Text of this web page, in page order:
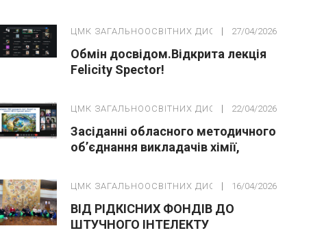
ЦМК ЗАГАЛЬНООСВІТНИХ ДИСЦИПЛІН27/04/2026
Обмін досвідом.Відкрита лекція
Felicity Spector!
ЦМК ЗАГАЛЬНООСВІТНИХ ДИСЦИПЛІН22/04/2026
Засіданні обласного методичного
об’єднання викладачів хімії,
ЦМК ЗАГАЛЬНООСВІТНИХ ДИСЦИПЛІН16/04/2026
ВІД РІДКІСНИХ ФОНДІВ ДО
ШТУЧНОГО ІНТЕЛЕКТУ